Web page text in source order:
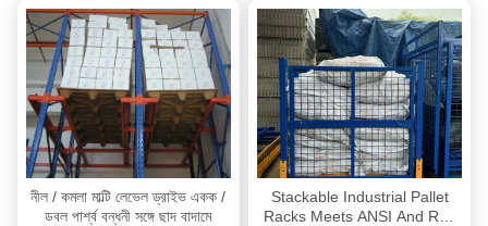
নীল / কমলা মাল্টি লেভেল ড্রাইভ একক /
ডবল পার্শ্ব বন্ধনী সঙ্গে ছাদ বাদামে
Stackable Industrial Pallet
Racks Meets ANSI And RMI